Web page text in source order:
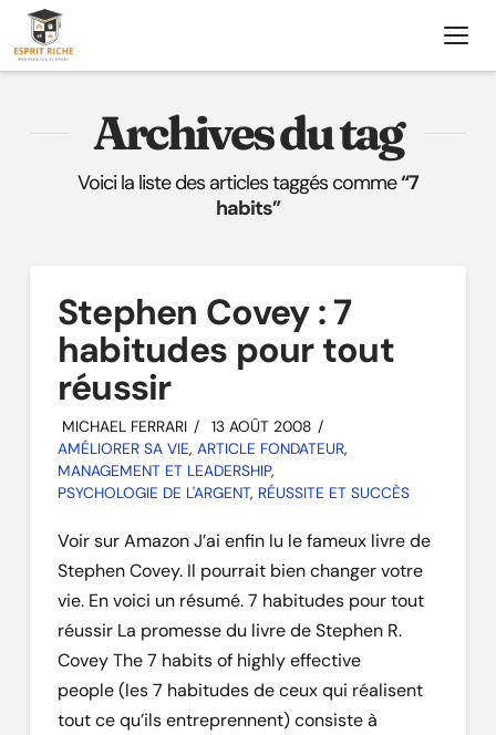
Archives du tag
Voici la liste des articles taggés comme“7
habits”
Stephen Covey : 7
habitudes pour tout
réussir
MICHAEL FERRARI
13 AOÛT 2008
AMÉLIORER SA VIE, ARTICLE FONDATEUR,
MANAGEMENT ET LEADERSHIP,
PSYCHOLOGIE DE L'ARGENT, RÉUSSITE ET SUCCÈS
Voir sur Amazon J’ai enfin lu le fameux livre de
Stephen Covey. Il pourrait bien changer votre
vie. En voici un résumé. 7 habitudes pour tout
réussir La promesse du livre de Stephen R.
Covey The 7 habits of highly effective
people (les 7 habitudes de ceux qui réalisent
tout ce qu’ils entreprennent) consiste à